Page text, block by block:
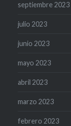
septiembre 2023
julio 2023
junio 2023
mayo 2023
abril 2023
marzo 2023
febrero 2023